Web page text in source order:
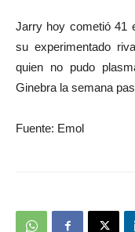
Jarry hoy cometió 41
su experimentado
quien no pudo
Ginebra la semana
Fuente: Emol